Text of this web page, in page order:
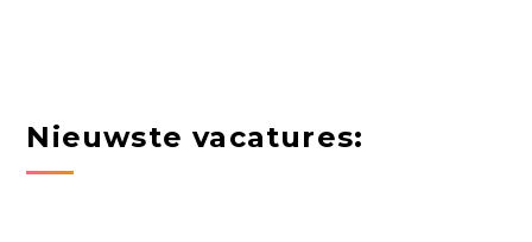
Nieuwste vacatures: